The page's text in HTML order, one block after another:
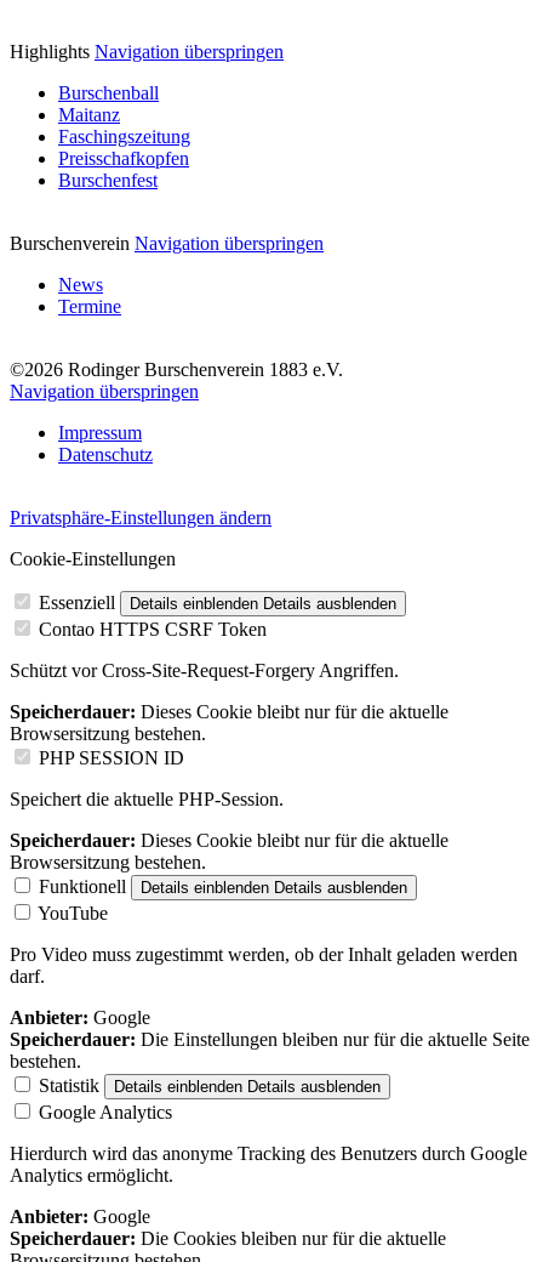
Highlights Navigation überspringen
Burschenball
Maitanz
Faschingszeitung
Preisschafkopfen
Burschenfest
Burschenverein Navigation überspringen
News
Termine
©2026 Rodinger Burschenverein 1883 e.V.
Navigation überspringen
Impressum
Datenschutz
Privatsphäre-Einstellungen ändern
Cookie-Einstellungen
Essenziell Details einblenden Details ausblenden
Contao HTTPS CSRF Token
Schützt vor Cross-Site-Request-Forgery Angriffen.
Speicherdauer: Dieses Cookie bleibt nur für die aktuelle
Browsersitzung bestehen.
PHP SESSION ID
Speichert die aktuelle PHP-Session.
Speicherdauer: Dieses Cookie bleibt nur für die aktuelle
Browsersitzung bestehen.
Funktionell
Details einblenden Details ausblenden
YouTube
Pro Video muss zugestimmt werden, ob der Inhalt geladen werden
darf.
Anbieter: Google
Speicherdauer: Die Einstellungen bleiben nur für die aktuelle Seite
bestehen.
Statistik
Details einblenden Details ausblenden
Google Analytics
Hierdurch wird das anonyme Tracking des Benutzers durch Google
Analytics ermöglicht.
Anbieter: Google
Speicherdauer: Die Cookies bleiben nur für die aktuelle